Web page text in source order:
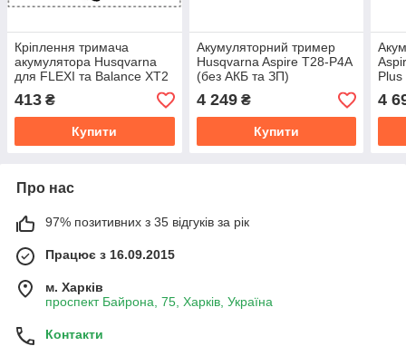
Кріплення тримача
акумулятора Husqvarna
для FLEXI та Balance XT2
413 ₴
Купити
Акумуляторний тример
Husqvarna Aspire T28-P4A
(без АКБ та ЗП)
4 249₴
Купити
Plus
4
Про нас
97% позитивних з 35 відгуків за рік
Працює з 16.09.2015
м. Харків
проспект Байрона, 75, Харків, Україна
Контакти